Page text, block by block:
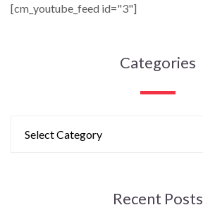
[cm_youtube_feed id="3"]
Categories
Recent Posts